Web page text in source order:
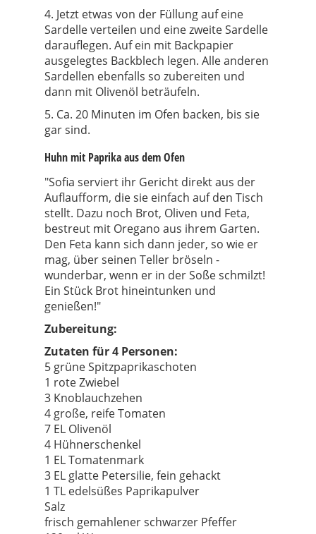
4. Jetzt etwas von der Füllung auf eine
Sardelle verteilen und eine zweite Sardelle
darauflegen. Auf ein mit Backpapier
ausgelegtes Backblech legen. Alle anderen
Sardellen ebenfalls so zubereiten und
dann mit Olivenöl beträufeln.
5. Ca. 20 Minuten im Ofen backen, bis sie
gar sind.
Huhn mit Paprika aus dem Ofen
"Sofia serviert ihr Gericht direkt aus der
Auflaufform, die sie einfach auf den Tisch
stellt. Dazu noch Brot, Oliven und Feta,
bestreut mit Oregano aus ihrem Garten.
Den Feta kann sich dann jeder, so wie er
mag, über seinen Teller bröseln -
wunderbar, wenn er in der Soße schmilzt!
Ein Stück Brot hineintunken und
genießen!"
Zubereitung:
Zutaten für 4 Personen:
5 grüne Spitzpaprikaschoten
1 rote Zwiebel
3 Knoblauchzehen
4 große, reife Tomaten
7 EL Olivenöl
4 Hühnerschenkel
1 EL Tomatenmark
3 EL glatte Petersilie, fein gehackt
1 TL edelsüßes Paprikapulver
Salz
frisch gemahlener schwarzer Pfeffer